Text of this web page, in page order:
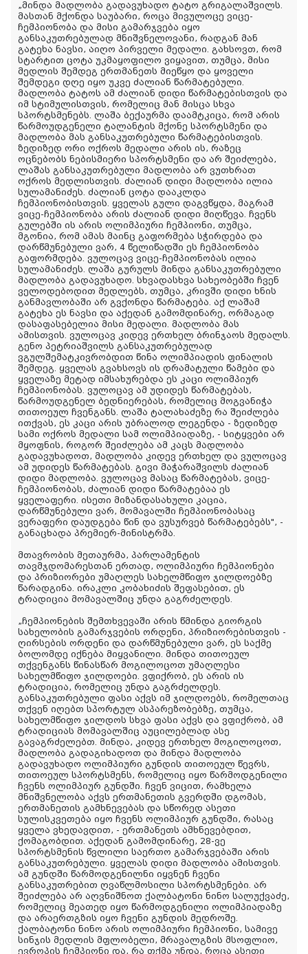
„მინდა მადლობა გადავუხადო ტატო გრიგალაშვილს.
მასთან მქონდა საუბარი, როცა მივულოცე ვიცე-
ჩემპიონობა და მისი გამარჯვება იყო
განსაკუთრებულად მნიშვნელოვანი, რადგან მან
გატეხა ნავსი, აიღო პირველი მედალი. გახსოვთ, რომ
სტარტით ცოტა უკმაყოფილო ვიყავით, თუმცა, მისი
მედლის შემდეგ ერთმანეთს მიეწყო და ყოველი
შემდეგი დღე იყო უკვე ძალიან წარმატებული.
მადლობა ტატოს ამ ძალიან დიდი წარმატებისთვის და
იმ სტიმულისთვის, რომელიც მან მისცა სხვა
სპორტსმენებს. ლაშა ბექაურმა დაამტკიცა, რომ არის
წარმოუდგენელი ტალანტის მქონე სპორტსმენი და
მადლობა მას განსაკუთრებული წარმატებისთვის.
ზედიზედ ორი ოქროს მედალი არის ის, რაზეც
ოცნებობს ნებისმიერი სპორტსმენი და არ შეიძლება,
ლაშას განსაკუთრებული მადლობა არ ვუთხრათ
ოქროს მედლისთვის. ძალიან დიდი მადლობა ილია
სულამანიძეს. ძალიან ცოტა დააკლდა
ჩემპიონობისთვის. ყველას გული დაგვწყდა, მაგრამ
ვიცე-ჩემპიონობა არის ძალიან დიდი მიღწევა. ჩვენს
გულებში ის არის ოლიმპიური ჩემპიონი, თუმცა,
მგონია, რომ ამას მაინც გაფორმება სჭირდება და
დარწმუნებული ვარ, 4 წელიწადში ეს ჩემპიონობა
გაფორმდება. ვულოცავ ვიცე-ჩემპიონობას ილია
სულამანიძეს. ლაშა გურულს მინდა განსაკუთრებული
მადლობა გადავუხადო. სხვადასხვა სახეობებში ჩვენ
ველოდებოდით მედლებს, თუმცა, კრივში დიდი ხნის
განმავლობაში არ გვქონდა წარმატება. აქ ლაშამ
გატეხა ეს ნავსი და აქედან გამომდინარე, ორმაგად
დასაფასებელია მისი მედალი. მადლობა მას
ამისთვის. ვულოცავ კიდევ ერთხელ ბრინჯაოს მედალს.
გენო პეტრიაშვილს განსაკუთრებულად
ვგულშემატკივრობდით წინა ოლიმპიადის ფინალის
შემდეგ. ყველას გვახსოვს ის დრამატული წამები და
ყველაზე მეტად იმსახურებდა ეს კაცი ოლიმპიურ
ჩემპიონობას. ვულოცავ ამ უდიდეს წარმატებას,
წარმოუდგენელ ბედნიერებას, რომელიც მოგვანიჭა
თითოეულ ჩვენგანს. ლაშა ტალახაძეზე რა შეიძლება
ითქვას, ეს კაცი არის უბრალოდ ლეგენდა - ზედიზედ
სამი ოქროს მედალი სამ ოლიმპიადაზე, - სიტყვები არ
მყოფნის, როგორ შეიძლება ამ კაცს მადლობა
გადავუხადოთ, მადლობა კიდევ ერთხელ და ვულოცავ
ამ უდიდეს წარმატებას. გივი მაჭარაშვილს ძალიან
დიდი მადლობა. ვულოცავ მასაც წარმატებას, ვიცე-
ჩემპიონობას, ძალიან დიდი წარმატებაა ეს
ყველაფერი. ისეთი მიზანდასახული კაცია,
დარწმუნებული ვარ, მომავალში ჩემპიონობასაც
ვერაფერი დაუდგება წინ და ვუსურვებ წარმატებებს", -
განაცხადა პრემიერ-მინისტრმა.
მთავრობის მეთაურმა, პარლამენტის
თავმჯდომარესთან ერთად, ოლიმპიური ჩემპიონები
და პრიზიორები უმაღლეს სახელმწიფო ჯილდოებზე
წარადგინა. ირაკლი კობახიძის შეფასებით, ეს
ტრადიცია მომავალშიც უნდა გაგრძელდეს.
„ჩემპიონების შემთხვევაში არის წმინდა გიორგის
სახელობის გამარჯვების ორდენი, პრიზიორებისთვის -
ღირსების ორდენი და დარწმუნებული ვარ, ეს საქმე
ბოლომდე იქნება მიყვანილი. მინდა თითოეულ
თქვენგანს წინასწარ მოგილოცოთ უმაღლესი
სახელმწიფო ჯილდოები. ვფიქრობ, ეს არის ის
ტრადიცია, რომელიც უნდა გაგრძელდეს.
განსაკუთრებული ფასი აქვს იმ ჯილდოებს, რომელთაც
თქვენ იღებთ სპორტულ ასპარეზობებზე, თუმცა,
სახელმწიფო ჯილდოს სხვა ფასი აქვს და ვფიქრობ, ამ
ტრადიციას მომავალშიც აუცილებლად ასე
გავაგრძელებთ. მინდა, კიდევ ერთხელ მოგილოცოთ,
მადლობა გადაგიხადოთ და მინდა მადლობა
გადავუხადო ოლიმპიური გუნდის თითოეულ წევრს,
თითოეულ სპორტსმენს, რომელიც იყო წარმოდგენილი
ჩვენს ოლიმპიურ გუნდში. ჩვენ ვიცით, რამხელა
მნიშვნელობა აქვს ერთმანეთის გვერდში დგომას,
ერთმანეთის გამხნევებას და სწორედ ასეთი
სულისკვეთება იყო ჩვენს ოლიმპიურ გუნდში, რასაც
ყველა ვხედავდით, - ერთმანეთს ამხნევებდით,
ქომაგობდით. აქედან გამომდინარე, 28-ვე
სპორტსმენის წვლილი საერთო გამარჯვებაში არის
განსაკუთრებული. ყველას დიდი მადლობა ამისთვის.
ამ გუნდში წარმოდგენილნი იყვნენ ჩვენი
განსაკუთრებით ღვაწლმოსილი სპორტსმენები. არ
შეიძლება არ აღვნიშნოთ ქალბატონი ნინო სალუქვაძე,
რომელიც მეათედ იყო წარმოდგენილი ოლიმპიადაზე
და არაერთგზის იყო ჩვენი გუნდის მედროშე.
ქალბატონი ნინო არის ოლიმპიური ჩემპიონი, სამივე
სინჯის მედლის მფლობელი, მრავალგზის მსოფლიო,
ევროპის ჩემპიონი და, რა თქმა უნდა, როცა ასეთი